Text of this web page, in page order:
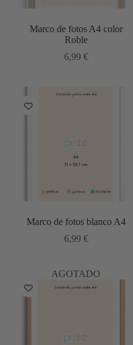
Marco de fotos A4 color
Roble
6,99 €
Marco de fotos blanco A4
6,99 €
AGOTADO